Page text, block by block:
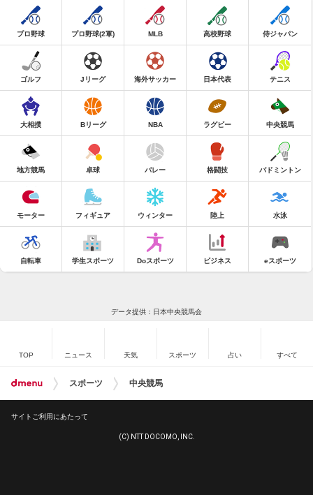
プロ野球 プロ野球(2軍) MLB 高校野球 侍ジャパン
ゴルフ Jリーグ 海外サッカー 日本代表 テニス
大相撲 Bリーグ NBA ラグビー 中央競馬
地方競馬 卓球 バレー 格闘技 バドミントン
モーター フィギュア ウィンター 陸上 水泳
自転車 学生スポーツ Doスポーツ ビジネス eスポーツ
データ提供：日本中央競馬会
TOP ニュース 天気 スポーツ 占い すべて
スポーツ 中央競馬
サイトご利用にあたって
(C) NTT DOCOMO, INC.